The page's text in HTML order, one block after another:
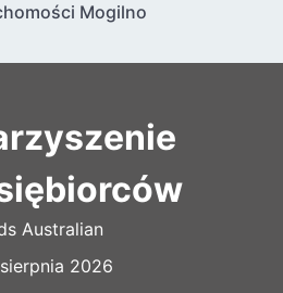
Mogilno
Australian
2026